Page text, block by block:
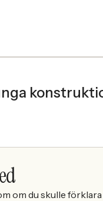
om du skulle